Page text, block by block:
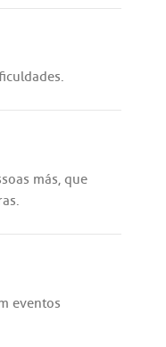
.
más, que
.
eventos